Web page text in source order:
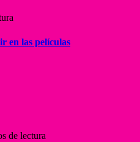
en las películas
de lectura